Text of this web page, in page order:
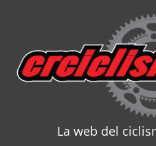
content
La web del